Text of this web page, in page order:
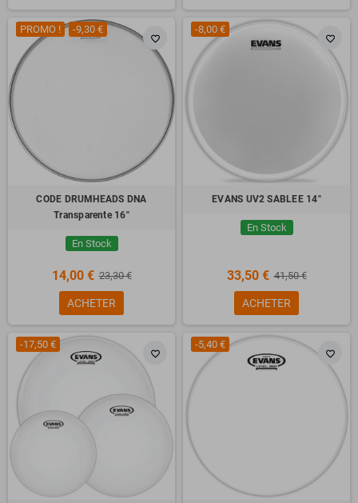
favorite_border
PROMO ! -9,30 €
CODE DRUMHEADS DNA
Transparente 16"
En Stock
14,00 € 23,30 €
ACHETER
favorite_border
-8,00 €
EVANS UV2 SABLEE 14"
En Stock
33,50 € 41,50 €
ACHETER
favorite_border
-17,50 €
favorite_border
-5,40 €